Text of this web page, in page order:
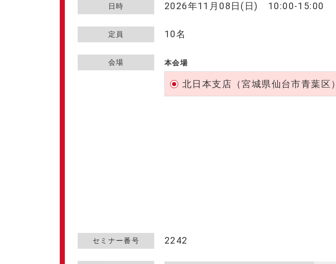
日時 2026年11月08日(日) 10:00-15:00
定員 10名
会場 本会場
北日本支店（宮城県仙台市青葉区）
セミナー番号 2242